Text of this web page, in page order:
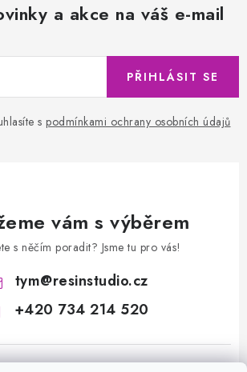
a akce na váš e-mail
s podmínkami ochrany osobních údajů
PŘIHLÁSIT SE
vám s výběrem
s něčím poradit? Jsme tu pro vás!
tym@resinstudio.cz
+420 734 214 520